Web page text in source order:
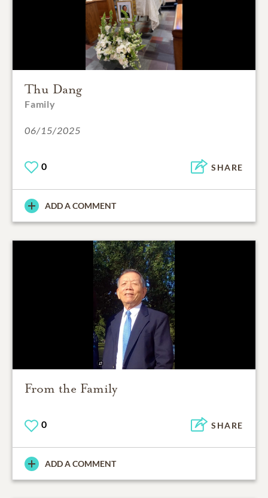
Thu Dang
Family
06/15/2025
0 SHARE
ADD A COMMENT
From the Family
0 SHARE
ADD A COMMENT